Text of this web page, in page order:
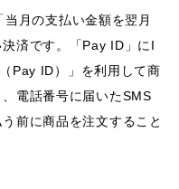
月の支払い金額を翌月
済です。「Pay ID」にI
Pay ID）」を利用して商
電話番号に届いたSMS
前に商品を注文すること